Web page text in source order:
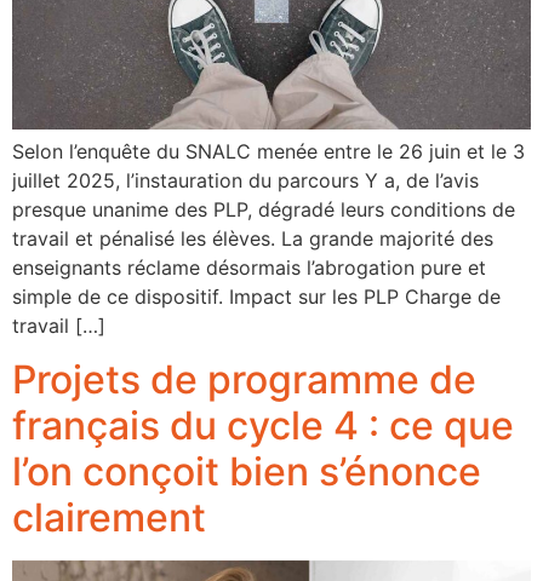
Selon l’enquête du SNALC menée entre le 26 juin et le 3
juillet 2025, l’instauration du parcours Y a, de l’avis
presque unanime des PLP, dégradé leurs conditions de
travail et pénalisé les élèves. La grande majorité des
enseignants réclame désormais l’abrogation pure et
simple de ce dispositif. Impact sur les PLP Charge de
travail […]
Projets de programme de
français du cycle 4 : ce que
l’on conçoit bien s’énonce
clairement